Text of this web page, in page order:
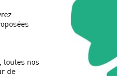
, toutes nos
de